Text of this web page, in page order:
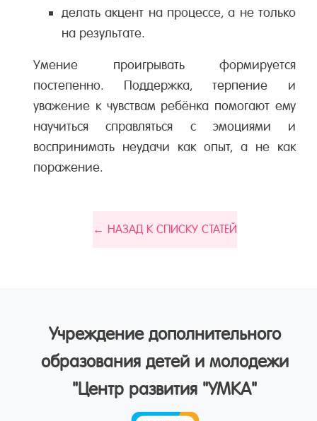
делать акцент на процессе, а не только
на результате.
Умение проигрывать формируется
постепенно. Поддержка, терпение и
уважение к чувствам ребёнка помогают ему
научиться справляться с эмоциями и
воспринимать неудачи как опыт, а не как
поражение.
← НАЗАД К СПИСКУ СТАТЕЙ
Учреждение дополнительного
образования детей и молодежи
"Центр развития "УМКА"